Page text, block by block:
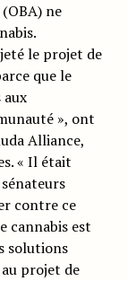
ne
le projet de
que le
», ont
Alliance,
« Il était
contre ce
cannabis est
solutions
projet de